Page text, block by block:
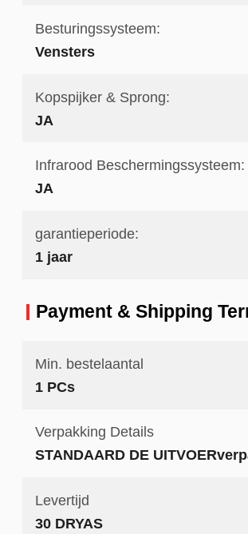
Besturingssysteem:
Vensters
Kopspijker & Sprong:
JA
Infrarood Beschermingssysteem:
JA
garantieperiode:
1 jaar
Payment & Shipping
Min. bestelaantal
1 PCs
Verpakking Details
STANDAARD DE
Levertijd
30 DRYAS